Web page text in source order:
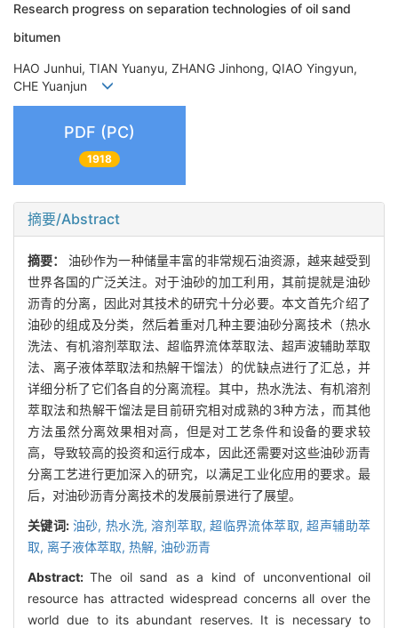
Research progress on separation technologies of oil sand
bitumen
HAO Junhui, TIAN Yuanyu, ZHANG Jinhong, QIAO Yingyun,
CHE Yuanjun
PDF (PC)
1918
摘要/Abstract
摘要： 油砂作为一种储量丰富的非常规石油资源，越来越受到
世界各国的广泛关注。对于油砂的加工利用，其前提就是油砂
沥青的分离，因此对其技术的研究十分必要。本文首先介绍了
油砂的组成及分类，然后着重对几种主要油砂分离技术（热水
洗法、有机溶剂萃取法、超临界流体萃取法、超声波辅助萃取
法、离子液体萃取法和热解干馏法）的优缺点进行了汇总，并
详细分析了它们各自的分离流程。其中，热水洗法、有机溶剂
萃取法和热解干馏法是目前研究相对成熟的3种方法，而其他
方法虽然分离效果相对高，但是对工艺条件和设备的要求较
高，导致较高的投资和运行成本，因此还需要对这些油砂沥青
分离工艺进行更加深入的研究，以满足工业化应用的要求。最
后，对油砂沥青分离技术的发展前景进行了展望。
关键词: 油砂, 热水洗,溶剂萃取,超临界流体萃取,超声辅助萃
取, 离子液体萃取, 热解, 油砂沥青
Abstract:The oil sand as a kind of unconventional oil
resource has attracted widespread concerns all over the
world due to its abundant reserves. It is necessary to